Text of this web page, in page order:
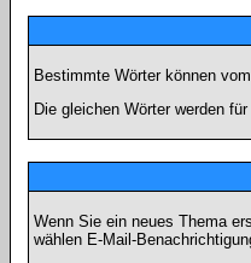
Bestimmte Wörter können
Die gleichen Wörter werden
Wenn Sie ein neues Thema
wählen E-Mail-